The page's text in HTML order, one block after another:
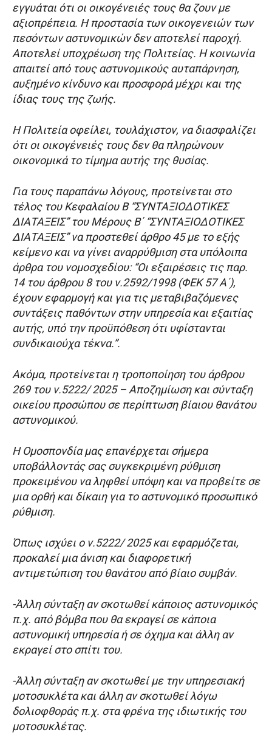
εγγυάται ότι οι οικογένειές τους θα ζουν με
αξιοπρέπεια. Η προστασία των οικογενειών των
πεσόντων αστυνομικών δεν αποτελεί παροχή.
Αποτελεί υποχρέωση της Πολιτείας. Η κοινωνία
απαιτεί από τους αστυνομικούς αυταπάρνηση,
αυξημένο κίνδυνο και προσφορά μέχρι και της
ίδιας τους της ζωής.
Η Πολιτεία οφείλει, τουλάχιστον, να διασφαλίζει
ότι οι οικογένειές τους δεν θα πληρώνουν
οικονομικά το τίμημα αυτής της θυσίας.
Για τους παραπάνω λόγους, προτείνεται στο
τέλος του Κεφαλαίου Β “ΣΥΝΤΑΞΙΟΔΟΤΙΚΕΣ
ΔΙΑΤΑΞΕΙΣ” του Μέρους Β΄ “ΣΥΝΤΑΞΙΟΔΟΤΙΚΕΣ
ΔΙΑΤΑΞΕΙΣ” να προστεθεί άρθρο 45 με το εξής
κείμενο και να γίνει αναρρύθμιση στα υπόλοιπα
άρθρα του νομοσχεδίου: “Οι εξαιρέσεις τις παρ.
14 του άρθρου 8 του ν.2592/1998 (ΦΕΚ 57 Α΄),
έχουν εφαρμογή και για τις μεταβιβαζόμενες
συντάξεις παθόντων στην υπηρεσία και εξαιτίας
αυτής, υπό την προϋπόθεση ότι υφίστανται
συνδικαιούχα τέκνα.”.
Ακόμα, προτείνεται η τροποποίηση του άρθρου
269 του ν.5222/ 2025 – Αποζημίωση και σύνταξη
οικείου προσώπου σε περίπτωση βίαιου θανάτου
αστυνομικού.
Η Ομοσπονδία μας επανέρχεται σήμερα
υποβάλλοντάς σας συγκεκριμένη ρύθμιση
προκειμένου να ληφθεί υπόψη και να προβείτε σε
μια ορθή και δίκαιη για το αστυνομικό προσωπικό
ρύθμιση.
Όπως ισχύει ο ν.5222/ 2025 και εφαρμόζεται,
προκαλεί μια άνιση και διαφορετική
αντιμετώπιση του θανάτου από βίαιο συμβάν.
-Άλλη σύνταξη αν σκοτωθεί κάποιος αστυνομικός
π.χ. από βόμβα που θα εκραγεί σε κάποια
αστυνομική υπηρεσία ή σε όχημα και άλλη αν
εκραγεί στο σπίτι του.
-Άλλη σύνταξη αν σκοτωθεί με την υπηρεσιακή
μοτοσυκλέτα και άλλη αν σκοτωθεί λόγω
δολιοφθοράς π.χ. στα φρένα της ιδιωτικής του
μοτοσυκλέτας.